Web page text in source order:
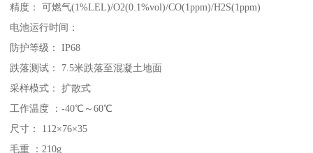
精度： 可燃气(1%LEL)/O2(0.1%vol)/CO(1ppm)/H2S(1ppm)
电池运行时间：
防护等级： IP68
跌落测试： 7.5米跌落至混凝土地面
采样模式： 扩散式
工作温度 ：-40℃～60℃
尺寸： 112×76×35
毛重 ：210g